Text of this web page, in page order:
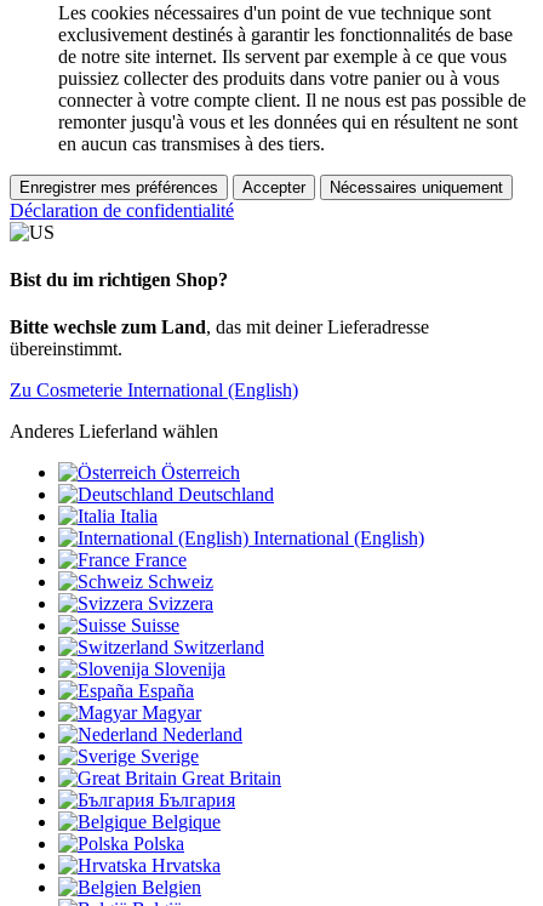
Les cookies nécessaires d'un point de vue technique sont
exclusivement destinés à garantir les fonctionnalités de base
de notre site internet. Ils servent par exemple à ce que vous
puissiez collecter des produits dans votre panier ou à vous
connecter à votre compte client. Il ne nous est pas possible de
remonter jusqu'à vous et les données qui en résultent ne sont
en aucun cas transmises à des tiers.
Enregistrer mes préférences Accepter Nécessaires uniquement
Déclaration de confidentialité
Bist du im richtigen Shop?
Bitte wechsle zum Land, das mit deiner Lieferadresse
übereinstimmt.
Zu Cosmeterie International (English)
Anderes Lieferland wählen
Österreich
Deutschland
Italia
International (English)
France
Schweiz
Svizzera
Suisse
Switzerland
Slovenija
España
Magyar
Nederland
Sverige
Great Britain
България
Belgique
Polska
Hrvatska
Belgien